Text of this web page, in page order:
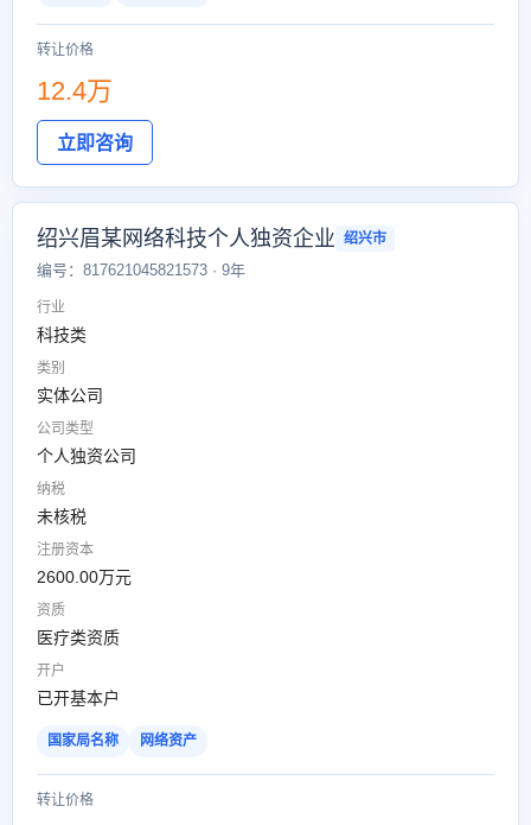
转让价格
12.4万
立即咨询
绍兴眉某网络科技个人独资企业 绍兴市
编号：817621045821573 · 9年
行业
科技类
类别
实体公司
公司类型
个人独资公司
纳税
未核税
注册资本
2600.00万元
资质
医疗类资质
开户
已开基本户
国家局名称 网络资产
转让价格